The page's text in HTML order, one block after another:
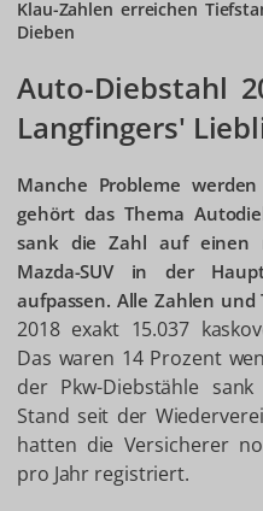
Klau-Zahlen erreichen
Dieben
Auto-Diebstahl
Langfingers'
Manche Probleme
gehört das Thema
sank die Zahl auf einen
Mazda-SUV in der
aufpassen. Alle Zahlen und
2018 exakt 15.037
Das waren 14 Prozent
der Pkw-Diebstähle
Stand seit der
hatten die Versicherer
pro Jahr registriert.